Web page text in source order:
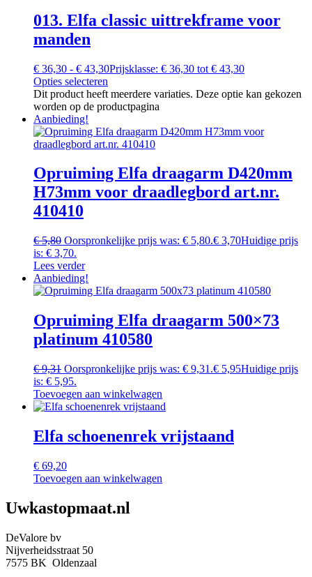
013. Elfa classic uittrekframe voor
manden
€ 36,30 - € 43,30Prijsklasse: € 36,30 tot € 43,30
Opties selecteren
Dit product heeft meerdere variaties. Deze optie kan gekozen
worden op de productpagina
Aanbieding!
Opruiming Elfa draagarm D420mm
H73mm voor draadlegbord art.nr.
410410
€5,80 Oorspronkelijke prijs was: € 5,80.€ 3,70Huidige prijs
is: € 3,70.
Lees verder
Aanbieding!
Opruiming Elfa draagarm 500×73
platinum 410580
€9,31 Oorspronkelijke prijs was: € 9,31.€ 5,95Huidige prijs
is: € 5,95.
Toevoegen aan winkelwagen
Elfa schoenenrek vrijstaand
€ 69,20
Toevoegen aan winkelwagen
Uwkastopmaat.nl
DeValore bv
Nijverheidsstraat 50
7575 BK Oldenzaal